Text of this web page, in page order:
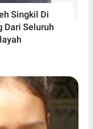
Singkil Di
Dari Seluruh